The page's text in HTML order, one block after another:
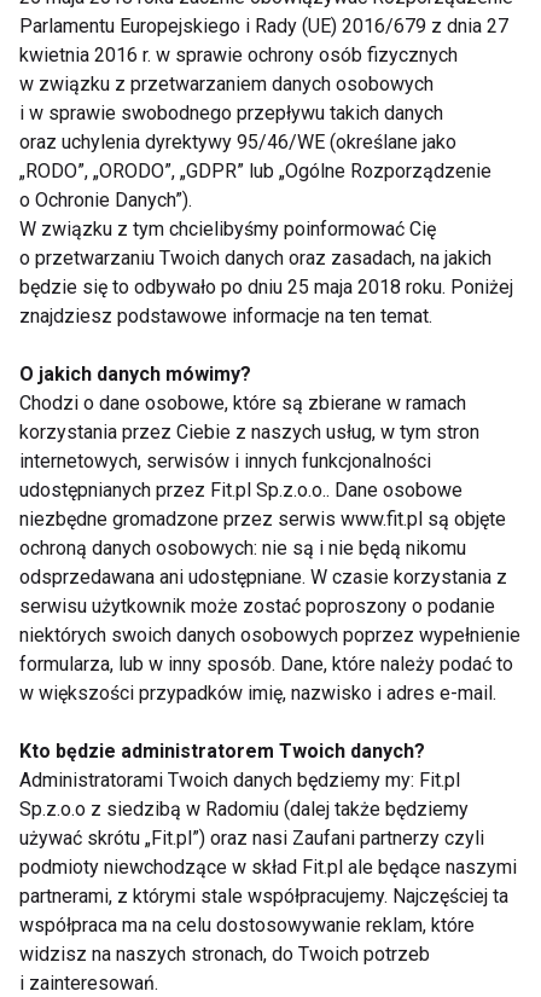
„Podobne wyniki uzyskano w badaniach
przeprowadzonych w grupie polskich morsów.
Porównano zmiany u osób z kilkuletnim stażem
kąpieli zimowych w wywiadzie z osobami, które
dopiero rozpoczęły swoją przygodę z
morsowaniem. Wyższa spoczynkowa aktywność
enzymów antyoksydacyjnych u doświadczonych
morsów jest zapewne odpowiedzią ich organizmu
na pojawiający się regularnie stres oksydacyjny,
następujący w wyniku działania niskich temperatur
otoczenia. Można zatem uważać, że regularne
morsowanie przyczynia się do poprawy
funkcjonowania obrony antyoksydacyjnej
organizmu, choć mechanizmy tej adaptacji nadal nie
są do końca poznane” — mówi dr Chęcińska-
Maciejewska.
Przypomina, że jednym ze źródeł powstawania
reaktywnych form tlenu podczas kąpieli w zimnej
wodzie jest termogeneza drżeniowa. „U osób, które
kąpieli w zimnej wodzie, drżenie pojawia się
natychmiast, natomiast u zaawansowanych morsów
albo nie pojawia się wcale, albo znaczniej później niż
u nowicjuszy. Wyrazem przystosowania się do
zimna w wyniku regularnych kąpieli zimowych może
być pojawienie się termogenezy bezdrżeniowej, co
w konsekwencji wpływa na niski poziom
Parlamentu Europejskiego i Rady (UE) 2016/679 z dnia 27
kwietnia 2016 r. w sprawie ochrony osób fizycznych
w związku z przetwarzaniem danych osobowych
i w sprawie swobodnego przepływu takich danych
oraz uchylenia dyrektywy 95/46/WE (określane jako
„RODO”, „ORODO”, „GDPR” lub „Ogólne Rozporządzenie
o Ochronie Danych”).
W związku z tym chcielibyśmy poinformować Cię
o przetwarzaniu Twoich danych oraz zasadach, na jakich
będzie się to odbywało po dniu 25 maja 2018 roku. Poniżej
znajdziesz podstawowe informacje na ten temat.
O jakich danych mówimy?
Chodzi o dane osobowe, które są zbierane w ramach
korzystania przez Ciebie z naszych usług, w tym stron
internetowych, serwisów i innych funkcjonalności
udostępnianych przez Fit.pl Sp.z.o.o.. Dane osobowe
niezbędne gromadzone przez serwis www.fit.pl są objęte
ochroną danych osobowych: nie są i nie będą nikomu
odsprzedawana ani udostępniane. W czasie korzystania z
serwisu użytkownik może zostać poproszony o podanie
niektórych swoich danych osobowych poprzez wypełnienie
formularza, lub w inny sposób. Dane, które należy podać to
w większości przypadków imię, nazwisko i adres e-mail.
Kto będzie administratorem Twoich danych?
Administratorami Twoich danych będziemy my: Fit.pl
Sp.z.o.o z siedzibą w Radomiu (dalej także będziemy
używać skrótu „Fit.pl”) oraz nasi Zaufani partnerzy czyli
podmioty niewchodzące w skład Fit.pl ale będące naszymi
partnerami, z którymi stale współpracujemy. Najczęściej ta
współpraca ma na celu dostosowywanie reklam, które
widzisz na naszych stronach, do Twoich potrzeb
i zainteresowań.